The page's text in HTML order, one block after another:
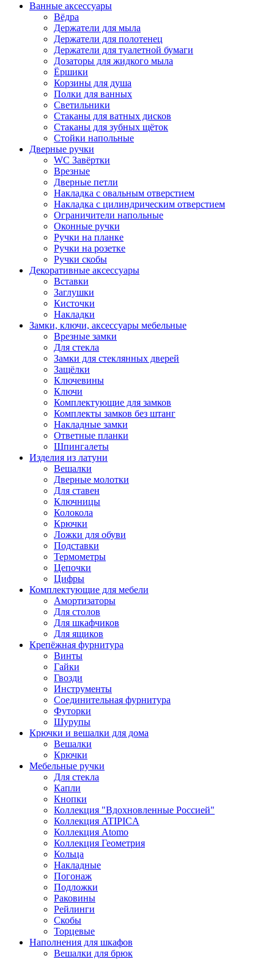
Ванные аксессуары
Вёдра
Держатели для мыла
Держатели для полотенец
Держатели для туалетной бумаги
Дозаторы для жидкого мыла
Ёршики
Корзины для душа
Полки для ванных
Светильники
Стаканы для ватных дисков
Стаканы для зубных щёток
Стойки напольные
Дверные ручки
WC Завёртки
Врезные
Дверные петли
Накладка с овальным отверстием
Накладка с цилиндрическим отверстием
Ограничители напольные
Оконные ручки
Ручки на планке
Ручки на розетке
Ручки скобы
Декоративные аксессуары
Вставки
Заглушки
Кисточки
Накладки
Замки, ключи, аксессуары мебельные
Врезные замки
Для стекла
Замки для стеклянных дверей
Защёлки
Ключевины
Ключи
Комплектующие для замков
Комплекты замков без штанг
Накладные замки
Ответные планки
Шпингалеты
Изделия из латуни
Вешалки
Дверные молотки
Для ставен
Ключницы
Колокола
Крючки
Ложки для обуви
Подставки
Термометры
Цепочки
Цифры
Комплектующие для мебели
Амортизаторы
Для столов
Для шкафчиков
Для ящиков
Крепёжная фурнитура
Винты
Гайки
Гвозди
Инструменты
Соединительная фурнитура
Футорки
Шурупы
Крючки и вешалки для дома
Вешалки
Крючки
Мебельные ручки
Для стекла
Капли
Кнопки
Коллекция "Вдохновленные Россией"
Коллекция ATIPICA
Коллекция Atomo
Коллекция Геометрия
Кольца
Накладные
Погонаж
Подложки
Раковины
Рейлинги
Скобы
Торцевые
Наполнения для шкафов
Вешалки для брюк